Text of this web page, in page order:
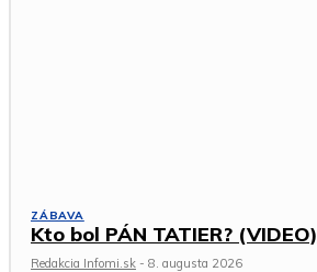
ZÁBAVA
Kto bol PÁN TATIER? (VIDEO)
Redakcia Infomi.sk - 8. augusta 2026